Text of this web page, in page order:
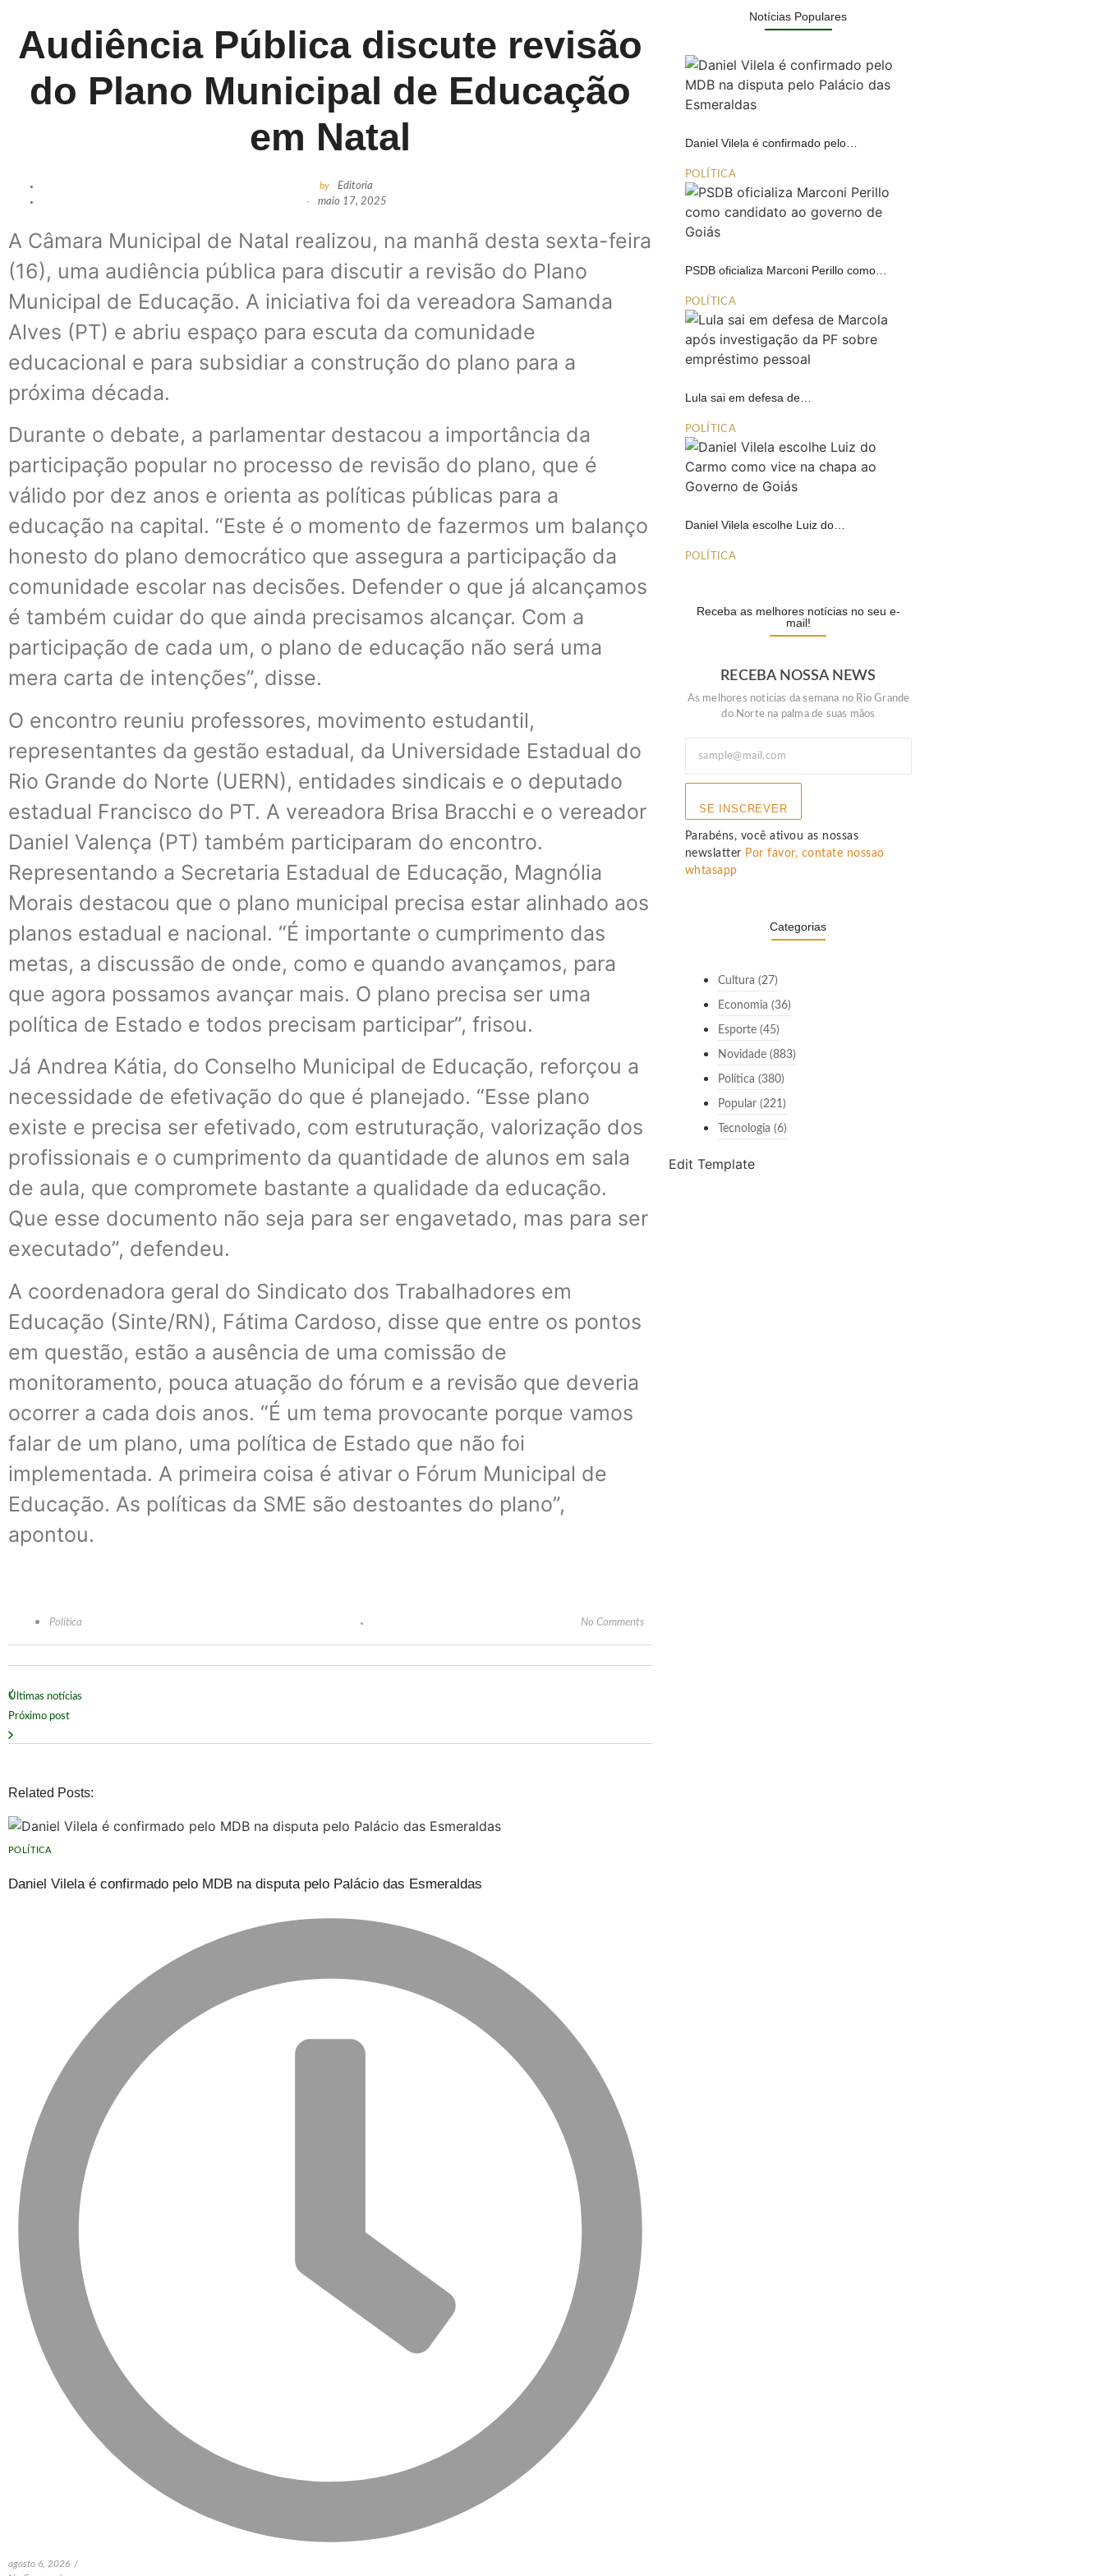
Audiência Pública discute revisão
do Plano Municipal de Educação
em Natal
by Editoria
- maio 17, 2025
A Câmara Municipal de Natal realizou, na manhã desta sexta-feira
(16), uma audiência pública para discutir a revisão do Plano
Municipal de Educação. A iniciativa foi da vereadora Samanda
Alves (PT) e abriu espaço para escuta da comunidade
educacional e para subsidiar a construção do plano para a
próxima década.
Durante o debate, a parlamentar destacou a importância da
participação popular no processo de revisão do plano, que é
válido por dez anos e orienta as políticas públicas para a
educação na capital. “Este é o momento de fazermos um balanço
honesto do plano democrático que assegura a participação da
comunidade escolar nas decisões. Defender o que já alcançamos
é também cuidar do que ainda precisamos alcançar. Com a
participação de cada um, o plano de educação não será uma
mera carta de intenções”, disse.
O encontro reuniu professores, movimento estudantil,
representantes da gestão estadual, da Universidade Estadual do
Rio Grande do Norte (UERN), entidades sindicais e o deputado
estadual Francisco do PT. A vereadora Brisa Bracchi e o vereador
Daniel Valença (PT) também participaram do encontro.
Representando a Secretaria Estadual de Educação, Magnólia
Morais destacou que o plano municipal precisa estar alinhado aos
planos estadual e nacional. “É importante o cumprimento das
metas, a discussão de onde, como e quando avançamos, para
que agora possamos avançar mais. O plano precisa ser uma
política de Estado e todos precisam participar”, frisou.
Já Andrea Kátia, do Conselho Municipal de Educação, reforçou a
necessidade de efetivação do que é planejado. “Esse plano
existe e precisa ser efetivado, com estruturação, valorização dos
profissionais e o cumprimento da quantidade de alunos em sala
de aula, que compromete bastante a qualidade da educação.
Que esse documento não seja para ser engavetado, mas para ser
executado”, defendeu.
A coordenadora geral do Sindicato dos Trabalhadores em
Educação (Sinte/RN), Fátima Cardoso, disse que entre os pontos
em questão, estão a ausência de uma comissão de
monitoramento, pouca atuação do fórum e a revisão que deveria
ocorrer a cada dois anos. “É um tema provocante porque vamos
falar de um plano, uma política de Estado que não foi
implementada. A primeira coisa é ativar o Fórum Municipal de
Educação. As políticas da SME são destoantes do plano”,
apontou.
Política No Comments
Últimas notícias
Próximo post
Related Posts:
POLÍTICA
Daniel Vilela é confirmado pelo MDB na disputa pelo Palácio das Esmeraldas
agosto 6, 2026 /
Notícias Populares
Daniel Vilela é confirmado pelo…
POLÍTICA
PSDB oficializa Marconi Perillo como…
POLÍTICA
Lula sai em defesa de…
POLÍTICA
Daniel Vilela escolhe Luiz do…
POLÍTICA
Receba as melhores notícias no seu e-
mail!
RECEBA NOSSA NEWS
As melhores noticias da semana no Rio Grande
do Norte na palma de suas mãos
SE INSCREVER
Parabéns, você ativou as nossas
newslatter Por favor, contate nossao
whtasapp
Categorias
Cultura (27)
Economia (36)
Esporte(45)
Novidade(883)
Política (380)
Popular(221)
Tecnologia (6)
Edit Template